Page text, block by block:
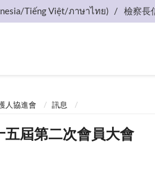
Tiếng Việt/ภาษาไทย) 檢察長
人協進會 訊息
屆第二次會員大會